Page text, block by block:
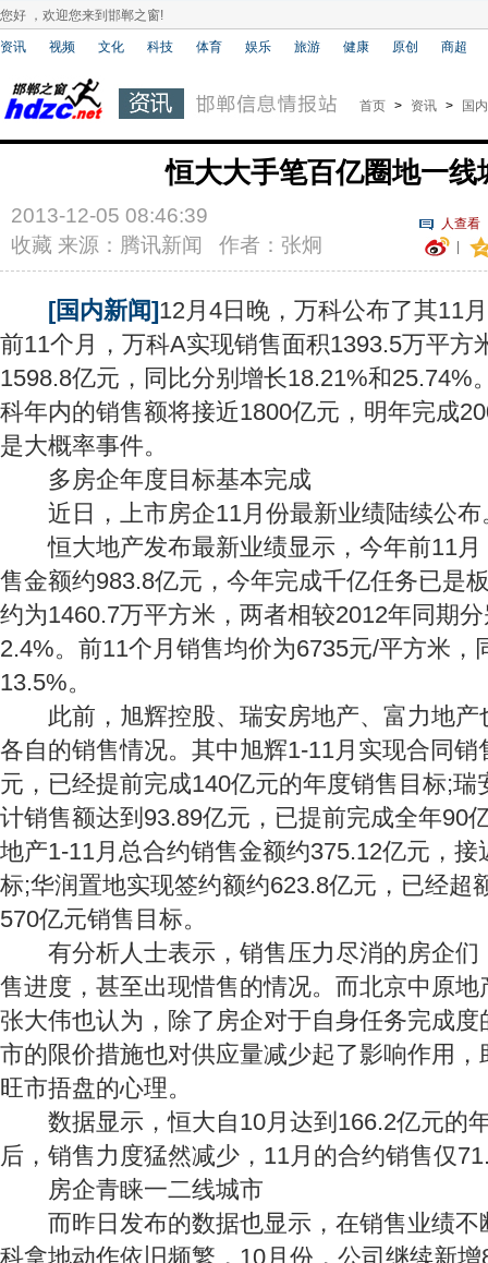
您好 ，欢迎您来到邯郸之窗!
资讯 视频 文化 科技 体育 娱乐 旅游 健康 原创 商超
首页 > 资讯 > 国内
恒大大手笔百亿圈地一线
人查看
2013-12-05 08:46:39
收藏 来源：腾讯新闻 作者：张炯
[国内新闻]12月4日晚，万科公布了其11
前11个月，万科A实现销售面积1393.5万平方
1598.8亿元，同比分别增长18.21%和25.74%
科年内的销售额将接近1800亿元，明年完成
是大概率事件。
多房企年度目标基本完成
近日，上市房企11月份最新业绩陆续公布
恒大地产发布最新业绩显示，今年前11月
售金额约983.8亿元，今年完成千亿任务已是
约为1460.7万平方米，两者相较2012年同期
2.4%。前11个月销售均价为6735元/平方米，
13.5%。
此前，旭辉控股、瑞安房地产、富力地产
各自的销售情况。其中旭辉1-11月实现合同销
元，已经提前完成140亿元的年度销售目标;瑞
计销售额达到93.89亿元，已提前完成全年90
地产1-11月总合约销售金额约375.12亿元，接
标;华润置地实现签约额约623.8亿元，已经超
570亿元销售目标。
有分析人士表示，销售压力尽消的房企们
售进度，甚至出现惜售的情况。而北京中原
张大伟也认为，除了房企对于自身任务完成
市的限价措施也对供应量减少起了影响作用
旺市捂盘的心理。
数据显示，恒大自10月达到166.2亿元的
后，销售力度猛然减少，11月的合约销售仅
房企青睐一二线城市
而昨日发布的数据也显示，在销售业绩不
科拿地动作依旧频繁，10月份，公司继续新